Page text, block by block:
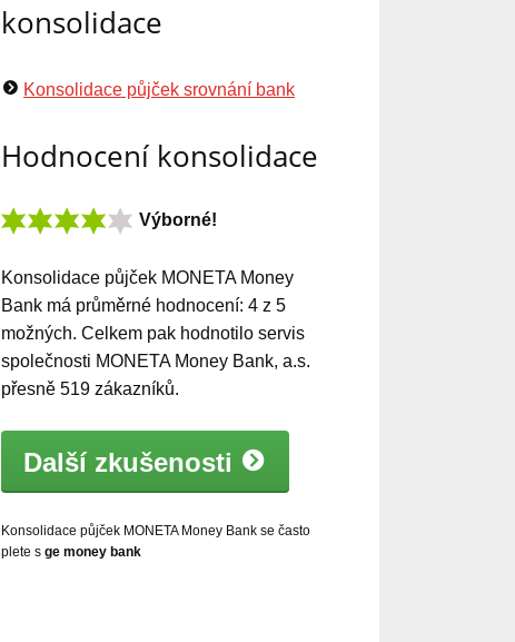
konsolidace
Konsolidace půjček srovnání bank
Hodnocení konsolidace
Výborné!
Konsolidace půjček MONETA Money
Bank má průměrné hodnocení: 4 z 5
možných. Celkem pak hodnotilo servis
společnosti MONETA Money Bank, a.s.
přesně 519 zákazníků.
Další zkušenosti
Konsolidace půjček MONETA Money Bank se často
plete s ge money bank